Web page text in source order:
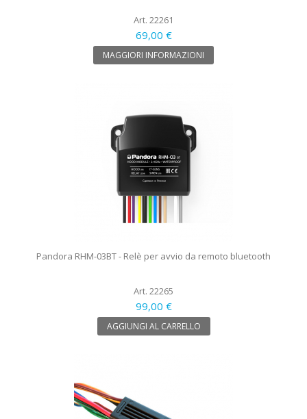
Art. 22261
69,00 €
MAGGIORI INFORMAZIONI
Pandora RHM-03BT - Relè per avvio da remoto bluetooth
Art. 22265
99,00 €
AGGIUNGI AL CARRELLO